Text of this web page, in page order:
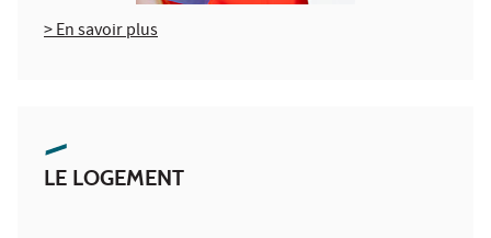
> En savoir plus
LE LOGEMENT